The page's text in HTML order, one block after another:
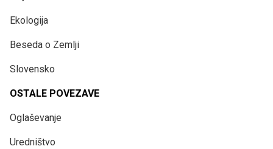
Ekologija
Beseda o Zemlji
Slovensko
OSTALE POVEZAVE
Oglaševanje
Uredništvo